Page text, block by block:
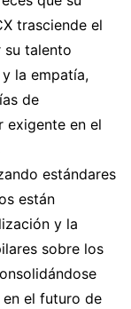
trasciende el
su talento
la empatía,
de
exigente en el
estándares
están
y la
sobre los
el futuro de